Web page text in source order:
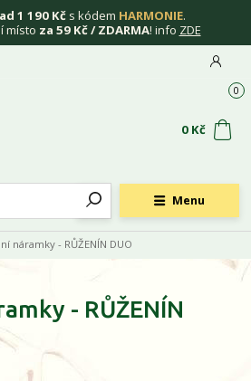
1 190 Kč s kódem HARMONIE.
místo za 59 Kč / ZDARMA! info ZDE
Menu
0
0 Kč
náramky - RŮŽENÍN DUO
- RŮŽENÍN